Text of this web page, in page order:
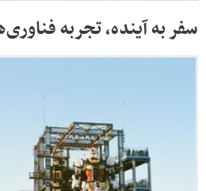
سفر به آینده، تجربه